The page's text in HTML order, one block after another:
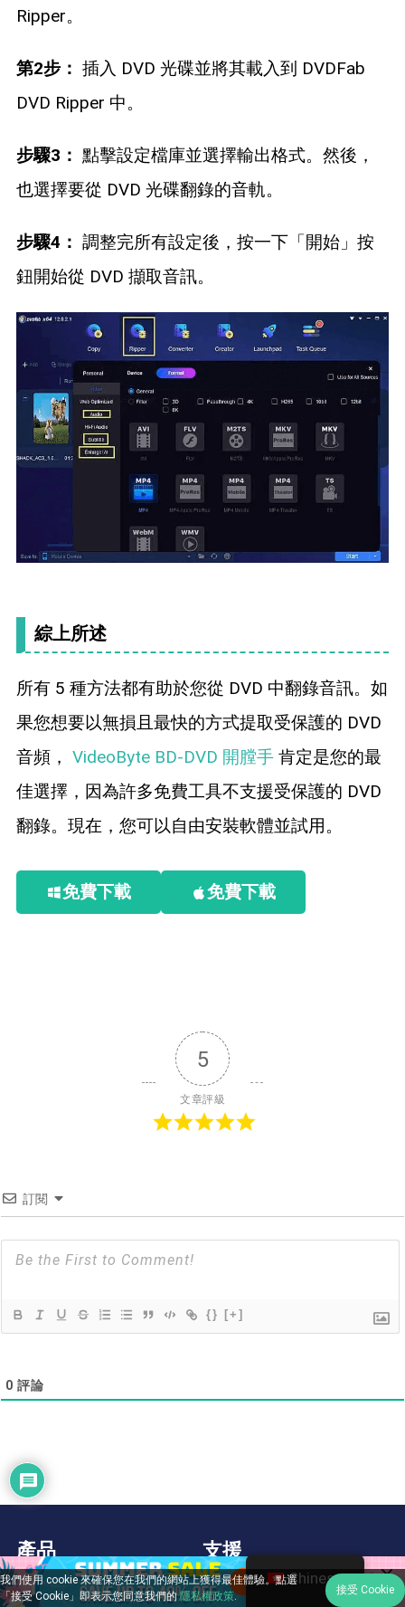
Ripper。
第2步： 插入 DVD 光碟並將其載入到 DVDFab
DVD Ripper 中。
步驟3： 點擊設定檔庫並選擇輸出格式。然後，
也選擇要從 DVD 光碟翻錄的音軌。
步驟4： 調整完所有設定後，按一下「開始」按
鈕開始從 DVD 擷取音訊。
綜上所述
所有 5 種方法都有助於您從 DVD 中翻錄音訊。如
果您想要以無損且最快的方式提取受保護的 DVD
音頻， VideoByte BD-DVD 開膛手肯定是您的最
佳選擇，因為許多免費工具不支援受保護的 DVD
翻錄。現在，您可以自由安裝軟體並試用。
免費下載 免費下載
5
文章評級
訂閱
{} [+]
0 評論
產品 支援
Chinese
我們使用 cookie 來確保您在我們的網站上獲得最佳體驗。點選
「接受 Cookie」即表示您同意我們的隱私權政策.
接受 Cookie